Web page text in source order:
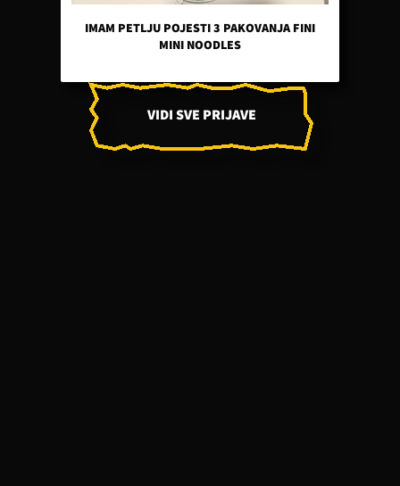
IMAM PETLJU POJESTI 3 PAKOVANJA FINI
MINI NOODLES
VIDI SVE PRIJAVE